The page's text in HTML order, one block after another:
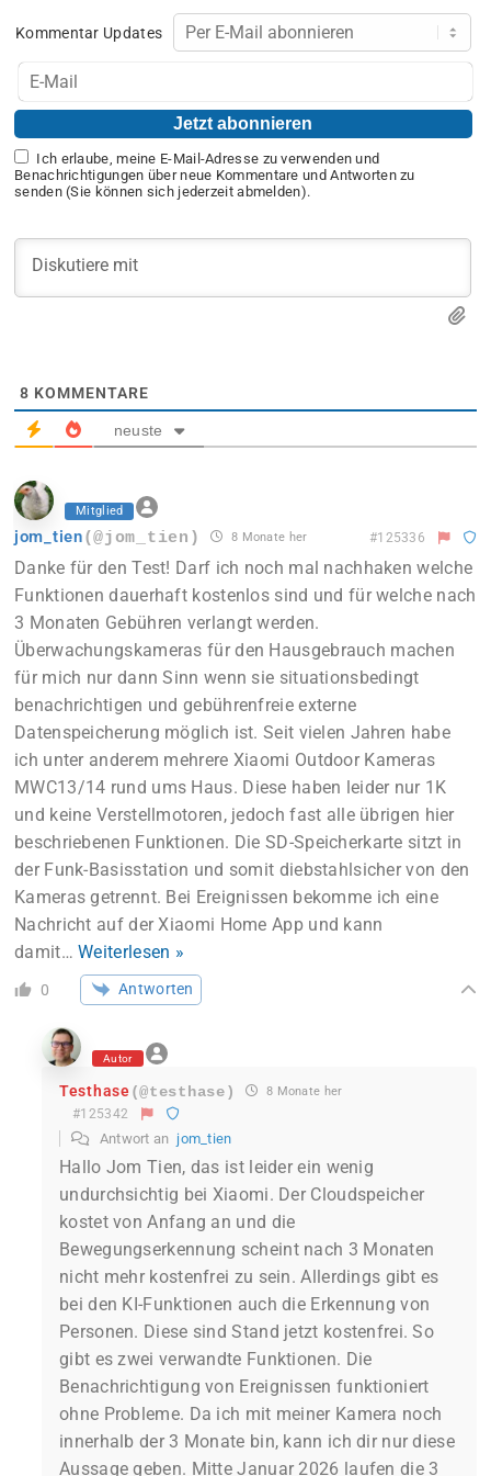
Kommentar Updates
Ich erlaube, meine E-Mail-Adresse zu verwenden und
Benachrichtigungen über neue Kommentare und Antworten zu
senden (Sie können sich jederzeit abmelden).
8 KOMMENTARE
neuste
Mitglied
jom_tien(@jom_tien) 8 Monate her #125336
Danke für den Test! Darf ich noch mal nachhaken welche
Funktionen dauerhaft kostenlos sind und für welche nach
3 Monaten Gebühren verlangt werden.
Überwachungskameras für den Hausgebrauch machen
für mich nur dann Sinn wenn sie situationsbedingt
benachrichtigen und gebührenfreie externe
Datenspeicherung möglich ist. Seit vielen Jahren habe
ich unter anderem mehrere Xiaomi Outdoor Kameras
MWC13/14 rund ums Haus. Diese haben leider nur 1K
und keine Verstellmotoren, jedoch fast alle übrigen hier
beschriebenen Funktionen. Die SD-Speicherkarte sitzt in
der Funk-Basisstation und somit diebstahlsicher von den
Kameras getrennt. Bei Ereignissen bekomme ich eine
Nachricht auf der Xiaomi Home App und kann
damit…Weiterlesen »
0 Antworten
Autor
Testhase(@testhase) 8 Monate her
#125342
Antwort an jom_tien
Hallo Jom Tien, das ist leider ein wenig
undurchsichtig bei Xiaomi. Der Cloudspeicher
kostet von Anfang an und die
Bewegungserkennung scheint nach 3 Monaten
nicht mehr kostenfrei zu sein. Allerdings gibt es
bei den KI-Funktionen auch die Erkennung von
Personen. Diese sind Stand jetzt kostenfrei. So
gibt es zwei verwandte Funktionen. Die
Benachrichtigung von Ereignissen funktioniert
ohne Probleme. Da ich mit meiner Kamera noch
innerhalb der 3 Monate bin, kann ich dir nur diese
Aussage geben. Mitte Januar 2026 laufen die 3